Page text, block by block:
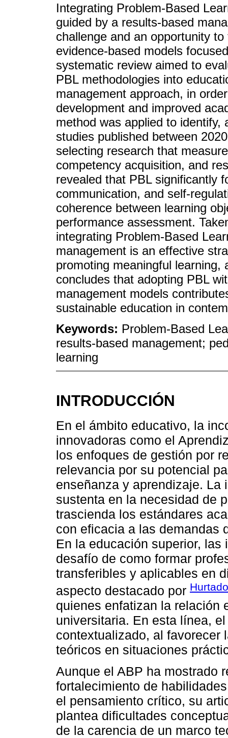
Integrating Problem-Based
guided by a results-based
challenge and an opportunity
evidence-based models
systematic review aimed to
PBL methodologies into
management approach, in
development and improved
method was applied to identify,
studies published between
selecting research that
competency acquisition, and
revealed that PBL significantly
communication, and self-
coherence between learning
performance assessment.
integrating Problem-Based
management is an effective
promoting meaningful learning,
concludes that adopting PBL
management models
sustainable education in
Keywords: Problem-Based
results-based management;
learning
INTRODUCCIÓN
En el ámbito educativo, la
innovadoras como el
los enfoques de gestión por
relevancia por su potencial
enseñanza y aprendizaje. La
sustenta en la necesidad de
trascienda los estándares
con eficacia a las demandas
En la educación superior,
desafío de como formar
transferibles y aplicables en
aspecto destacado por
quienes enfatizan la relación
universitaria. En esta línea,
contextualizado, al favorecer
teóricos en situaciones
Aunque el ABP ha mostrado
fortalecimiento de
el pensamiento crítico, su
plantea dificultades
de la carencia de un marco